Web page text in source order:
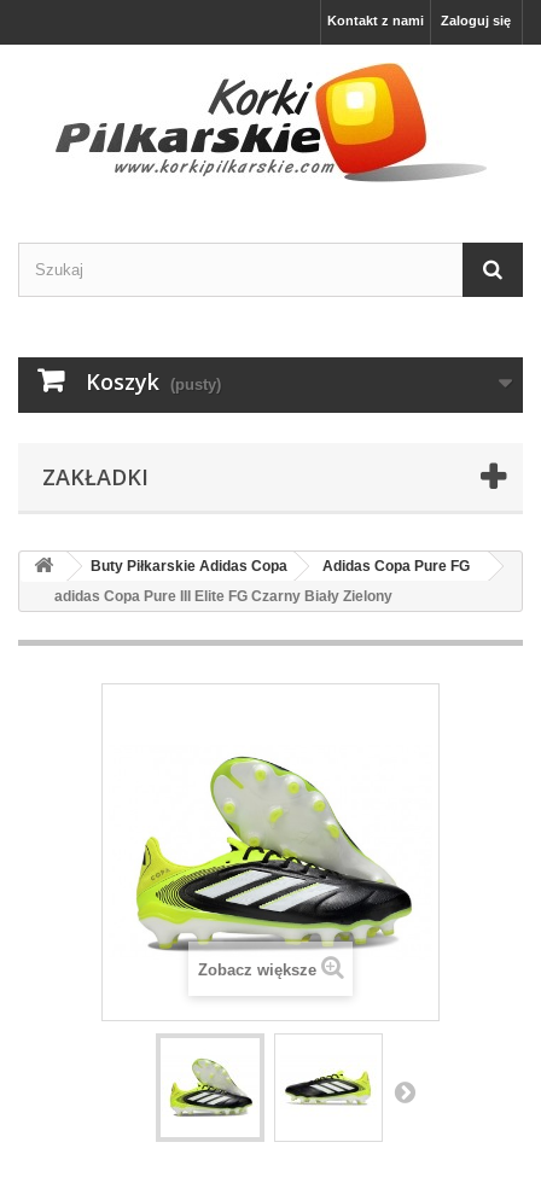
Zaloguj się
Kontakt z nami
Koszyk (pusty)
ZAKŁADKI
Buty Piłkarskie Adidas Copa
Adidas Copa Pure FG
adidas Copa Pure III Elite FG Czarny Biały Zielony
Zobacz większe